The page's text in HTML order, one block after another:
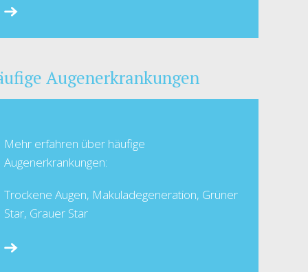
Augenerkrankungen
Mehr erfahren über häufige
Augenerkrankungen:
Trockene Augen, Makuladegeneration, Grüner
Star, Grauer Star